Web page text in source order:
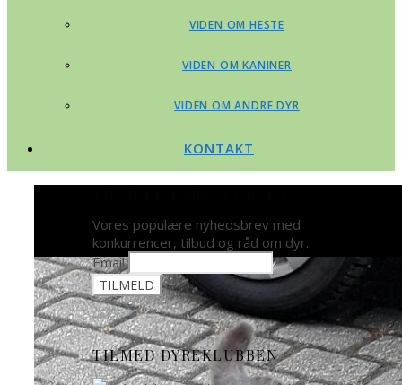
VIDEN OM HESTE
VIDEN OM KANINER
VIDEN OM ANDRE DYR
KONTAKT
Vores populære nyhedsbrev med
konkurrencer, tilbud og råd om dyr.
Email
TILMED DYREKLUBBEN